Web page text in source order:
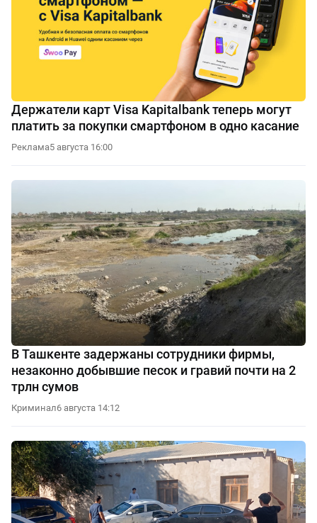
Держатели карт Visa Kapitalbank теперь могут
платить за покупки смартфоном в одно касание
Реклама5 августа 16:00
В Ташкенте задержаны сотрудники фирмы,
незаконно добывшие песок и гравий почти на 2
трлн сумов
Криминал6 августа 14:12